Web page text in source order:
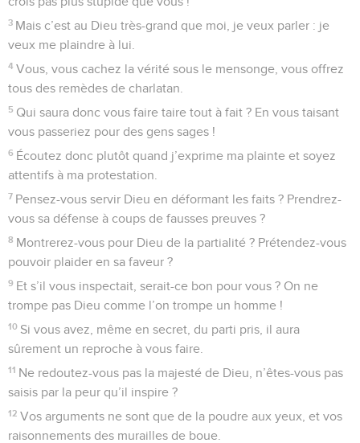
3 Mais c’est au Dieu très-grand que moi, je veux parler : je
veux me plaindre à lui.
4 Vous, vous cachez la vérité sous le mensonge, vous offrez
tous des remèdes de charlatan.
5 Qui saura donc vous faire taire tout à fait ? En vous taisant
vous passeriez pour des gens sages !
6 Écoutez donc plutôt quand j’exprime ma plainte et soyez
attentifs à ma protestation.
7 Pensez-vous servir Dieu en déformant les faits ? Prendrez-
vous sa défense à coups de fausses preuves ?
8 Montrerez-vous pour Dieu de la partialité ? Prétendez-vous
pouvoir plaider en sa faveur ?
9 Et s’il vous inspectait, serait-ce bon pour vous ? On ne
trompe pas Dieu comme l’on trompe un homme !
10 Si vous avez, même en secret, du parti pris, il aura
sûrement un reproche à vous faire.
11 Ne redoutez-vous pas la majesté de Dieu, n’êtes-vous pas
saisis par la peur qu’il inspire ?
12 Vos arguments ne sont que de la poudre aux yeux, et vos
raisonnements des murailles de boue.